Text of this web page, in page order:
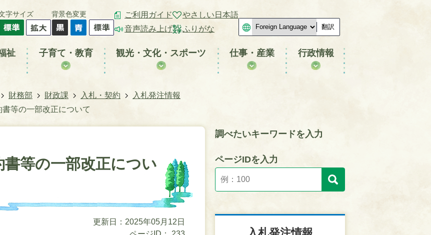
字サイズ 背景色変更
ご利用ガイド
音声読み上げ
やさしい日本語
ふりがな
翻訳
祉 子育て・教育 観光・文化・スポーツ 仕事・産業 行政情報
財務部 財政課 入札・契約
入札発注情報
等の一部改正について
等の一部改正につい
更新日：2025年05月12日
調べたいキーワードを入力
ページIDを入力